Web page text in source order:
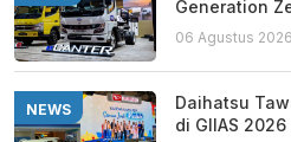
Generation
06 Agustus
NEWS
Daihatsu
di GIIAS 2026